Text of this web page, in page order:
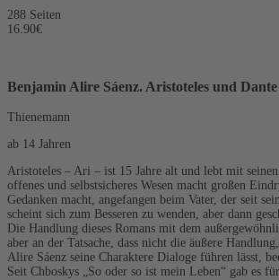
288 Seiten
16.90€
Benjamin Alire Sáenz. Aristoteles und
Thienemann
ab 14 Jahren
Aristoteles – Ari – ist 15 Jahre alt und lebt mit
offenes und selbstsicheres Wesen macht großen
Gedanken macht, angefangen beim Vater, der seit
scheint sich zum Besseren zu wenden, aber dann
Die Handlung dieses Romans mit dem
aber an der Tatsache, dass nicht die äußere
Alire Sáenz seine Charaktere Dialoge führen lässt,
Seit Chboskys „So oder so ist mein Leben“ gab es